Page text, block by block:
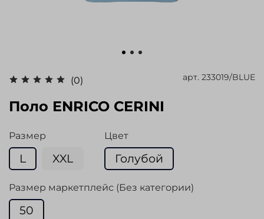
(0) арт. 233019/BLUE
Поло ENRICO CERINI
Размер
L XXL
Цвет
Голубой
Размер маркетплейс (Без категории)
50